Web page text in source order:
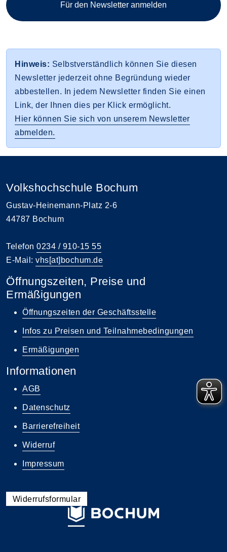
Für den Newsletter anmelden
Hinweis: Selbstverständlich können Sie diesen
Newsletter jederzeit ohne Begründung wieder
abbestellen. In jedem Newsletter finden Sie einen
Link, der Ihnen dies per Klick ermöglicht.
Hier können Sie sich von unserem Newsletter
abmelden.
Volkshochschule Bochum
Gustav-Heinemann-Platz 2-6
44787 Bochum
Telefon 0234 / 910-15 55
E-Mail: vhs[at]bochum.de
Öffnungszeiten, Preise und
Ermäßigungen
Öffnungszeiten der Geschäftsstelle
Infos zu Preisen und Teilnahmebedingungen
Ermäßigungen
Informationen
AGB
Datenschutz
Barrierefreiheit
Widerruf
Impressum
Widerrufsformular